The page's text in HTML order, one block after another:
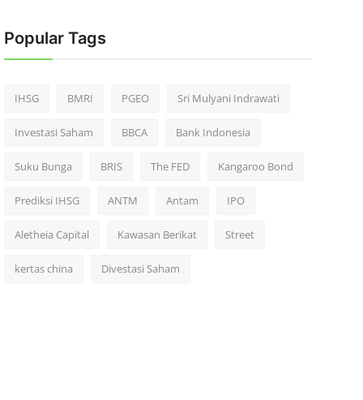
Popular Tags
IHSG BMRI PGEO Sri Mulyani Indrawati
Investasi Saham BBCA Bank Indonesia
Suku Bunga BRIS The FED Kangaroo Bond
Prediksi IHSG ANTM Antam IPO
Aletheia Capital Kawasan Berikat Street
kertas china Divestasi Saham